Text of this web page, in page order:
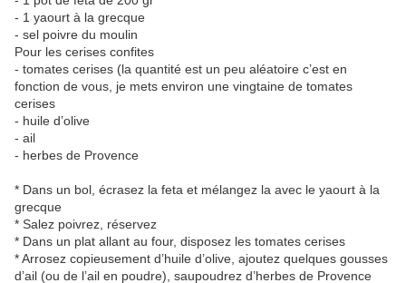
- 1 yaourt à la grecque
- sel poivre du moulin
Pour les cerises confites
- tomates cerises (la quantité est un peu aléatoire c’est en
fonction de vous, je mets environ une vingtaine de tomates
cerises
- huile d’olive
- ail
- herbes de Provence
* Dans un bol, écrasez la feta et mélangez la avec le yaourt à la
grecque
* Salez poivrez, réservez
* Dans un plat allant au four, disposez les tomates cerises
* Arrosez copieusement d’huile d’olive, ajoutez quelques gousses
d’ail (ou de l’ail en poudre), saupoudrez d’herbes de Provence